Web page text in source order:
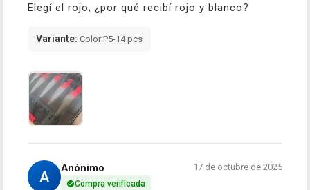
Elegí el rojo, ¿por qué recibí rojo y blanco?
Variante: Color:P5-14 pcs
A
Anónimo
Compra verificada
17 de octubre de 2025